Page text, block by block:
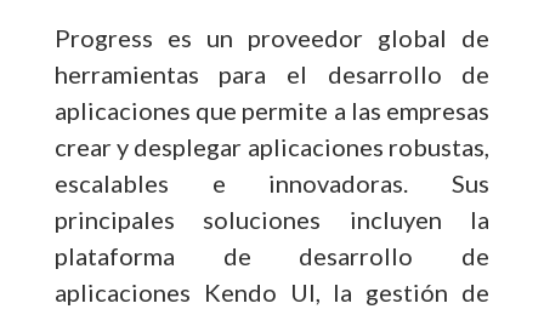
Progress es un proveedor global de
herramientas para el desarrollo de
aplicaciones que permite a las empresas
crear y desplegar aplicaciones robustas,
escalables e innovadoras. Sus
principales soluciones incluyen la
plataforma de desarrollo de
aplicaciones Kendo UI, la gestión de